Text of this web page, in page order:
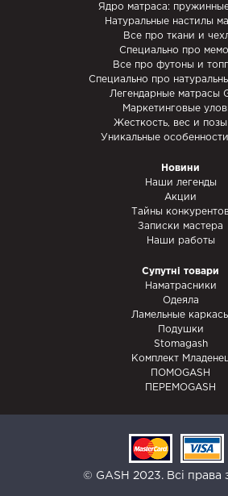
Ядро матраса:
Натуральные настилы
Все про ткани и
Специально про
Все про футоны и
Специально про
Легендарные матрасы
Маркетинговые
Жесткость, вес и позы
Уникальные особенности
Новини
Наши легенды
Акции
Тайны
Записки мастера
Наши работы
Супутні товари
Наматрасники
Одеяла
Ламельные
Подушки
Stomagash
Комплект
ПОМОGASH
ПЕРЕМОGASH
© GASH 2023. Всі права